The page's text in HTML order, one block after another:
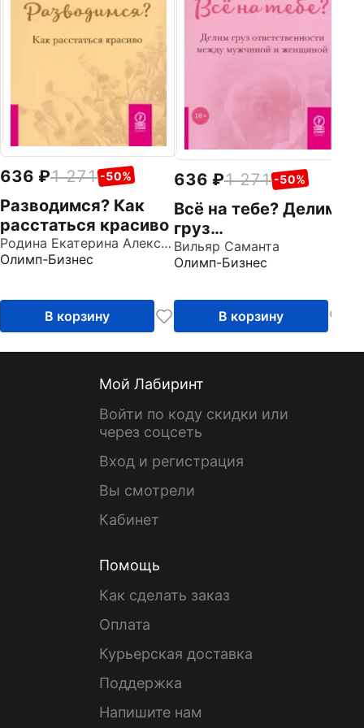
636 1 271 -50%
Разводимся? Как
расстаться красиво
Родина Екатерина Алексеевна
Олимп-Бизнес
В корзину
636 1 271 -50%
Всё на тебе? Делим
груз
ответственности
между мужчиной и
Вильяр Саманта
Олимп-Бизнес
В корзину
Мой Лабиринт
Войти по коду скидки или
через соцсеть
Вход и регистрация
Вы смотрели
Кабинет
Помощь
Как сделать заказ
Оплата
Курьерская доставка
Поддержка
Напишите нам